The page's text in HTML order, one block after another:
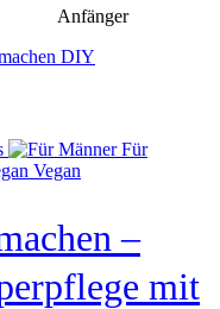
Anfänger
Für
Vegan
–
mit